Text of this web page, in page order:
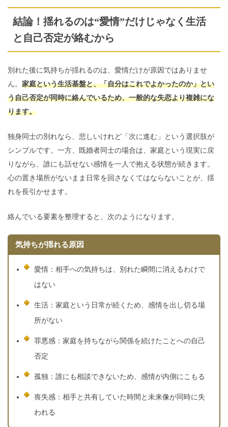
結論！揺れるのは“愛情”だけじゃなく生活
と自己否定が絡むから
別れた後に気持ちが揺れるのは、愛情だけが原因ではありませ
ん。 家庭という生活基盤と、「自分はこれでよかったのか」とい
う自己否定が同時に絡んでいるため、一般的な失恋より複雑にな
ります。
独身同士の別れなら、悲しいけれど「次に進む」という選択肢が
シンプルです。一方、既婚者同士の場合は、家庭という現実に戻
りながら、誰にも話せない感情を一人で抱える状態が続きます。
心の置き場所がないまま日常を回さなくてはならないことが、揺
れを長引かせます。
絡んでいる要素を整理すると、次のようになります。
気持ちが揺れる原因
愛情：相手への気持ちは、別れた瞬間に消えるわけで
はない
生活：家庭という日常が続くため、感情を出し切る場
所がない
罪悪感：家庭を持ちながら関係を続けたことへの自己
否定
孤独：誰にも相談できないため、感情が内側にこもる
喪失感：相手と共有していた時間と未来像が同時に失
われる